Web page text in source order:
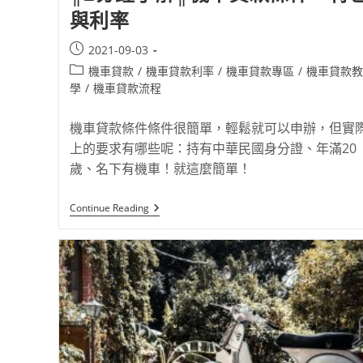
與利率
2021-09-03
機車貸款 / 機車貸款利率 / 機車貸款專區 / 機車貸款教
學 / 機車貸款流程
機車貸款條件條件很簡單，輕鬆就可以申辦，但實
上的要求有哪些呢：持有中華民國身分證、年滿20
歲、名下有機車！就這麼簡單！
Continue Reading